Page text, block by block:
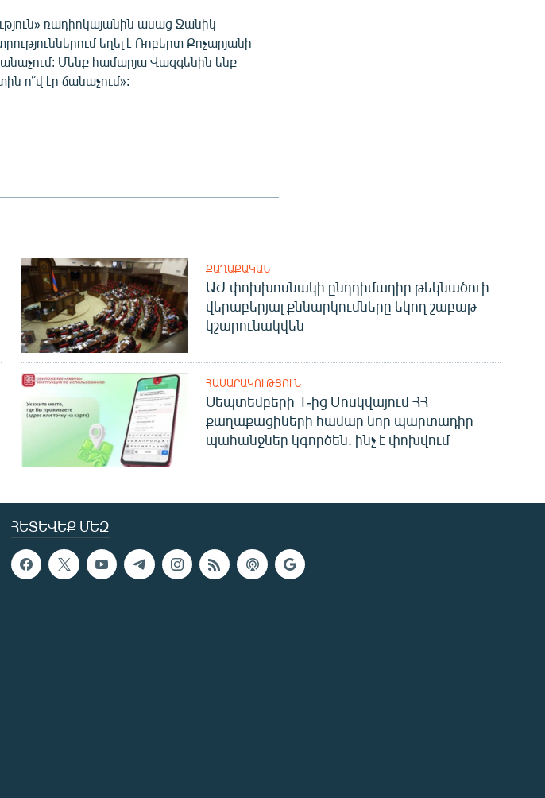
ռադիոկայանին ասաց Ջանիկ
եղել է Ռոբերտ Քոչարյանի
Մենք համարյա Վազգենին ենք
ո՞վ էր ճանաչում»:
ՔԱՂԱՔԱԿԱՆ
ԱԺ փոխխոսնակի ընդդիմադիր թեկնածուի
վերաբերյալ քննարկումները եկող շաբաթ
կշարունակվեն
ՀԱՍԱՐԱԿՈՒԹՅՈՒՆ
Սեպտեմբերի 1-ից Մոսկվայում ՀՀ
քաղաքացիների համար նոր պարտադիր
պահանջներ կգործեն. ինչ է փոխվում
ՀԵՏԵՎԵՔ ՄԵԶ